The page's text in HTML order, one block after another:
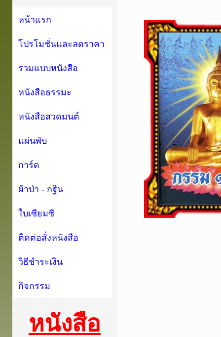
หน้าแรก
โปรโมชั่นและลดราคา
รวมแบบหนังสือ
หนังสือธรรมะ
หนังสือสวดมนต์
แผ่นพับ
การ์ด
ผ้าป่า - กฐิน
ใบเซียมซี
ติดต่อสั่งหนังสือ
วิธีชำระเงิน
กิจกรรม
หนังสือ